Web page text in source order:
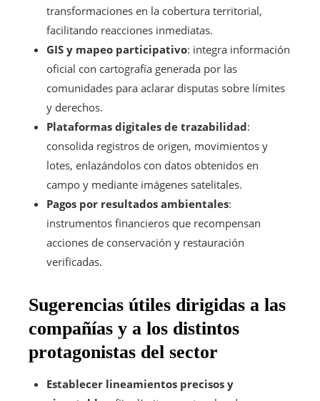
transformaciones en la cobertura territorial,
facilitando reacciones inmediatas.
GIS y mapeo participativo: integra información
oficial con cartografía generada por las
comunidades para aclarar disputas sobre límites
y derechos.
Plataformas digitales de trazabilidad:
consolida registros de origen, movimientos y
lotes, enlazándolos con datos obtenidos en
campo y mediante imágenes satelitales.
Pagos por resultados ambientales:
instrumentos financieros que recompensan
acciones de conservación y restauración
verificadas.
Sugerencias útiles dirigidas a las
compañías y a los distintos
protagonistas del sector
Establecer lineamientos precisos y